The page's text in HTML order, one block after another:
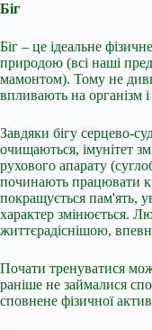
Біг
Біг – це ідеальне
природою (всі наші
мамонтом). Тому не
впливають на організм
Завдяки бігу серцево-
очищаються, імунітет
рухового апарату
починають працювати
покращується пам'ять,
характер змінюється.
життєрадіснішою,
Почати тренуватися
раніше не займалися
сповнене фізичної